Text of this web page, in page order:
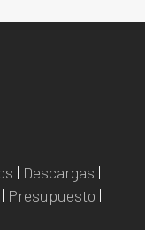
| Descargas |
| Presupuesto |